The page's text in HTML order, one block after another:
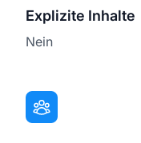
Explizite Inhalte
Nein